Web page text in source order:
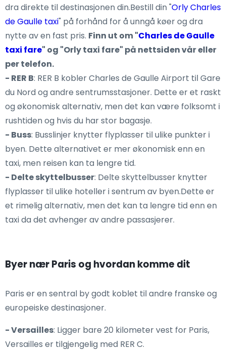
dra direkte til destinasjonen din.Bestill din "Orly Charles
de Gaulle taxi" på forhånd for å unngå køer og dra
nytte av en fast pris. Finn ut om "Charles de Gaulle
taxi fare" og "Orly taxi fare" på nettsiden vår eller
per telefon.
- RER B: RER B kobler Charles de Gaulle Airport til Gare
du Nord og andre sentrumsstasjoner. Dette er et raskt
og økonomisk alternativ, men det kan være folksomt i
rushtiden og hvis du har stor bagasje.
- Buss: Busslinjer knytter flyplasser til ulike punkter i
byen. Dette alternativet er mer økonomisk enn en
taxi, men reisen kan ta lengre tid.
- Delte skyttelbusser: Delte skyttelbusser knytter
flyplasser til ulike hoteller i sentrum av byen.Dette er
et rimelig alternativ, men det kan ta lengre tid enn en
taxi da det avhenger av andre passasjerer.
Byer nær Paris og hvordan komme dit
Paris er en sentral by godt koblet til andre franske og
europeiske destinasjoner.
- Versailles: Ligger bare 20 kilometer vest for Paris,
Versailles er tilgjengelig med RER C.